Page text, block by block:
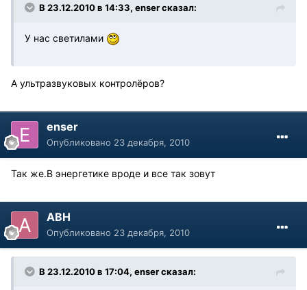
В 23.12.2010 в 14:33, enser сказал:
У нас светилами
А ультразвуковых контролёров?
enser
Опубликовано 23 декабря, 2010
Так же.В энергетике вроде и все так зовут
АВН
Опубликовано 23 декабря, 2010
В 23.12.2010 в 17:04, enser сказал: